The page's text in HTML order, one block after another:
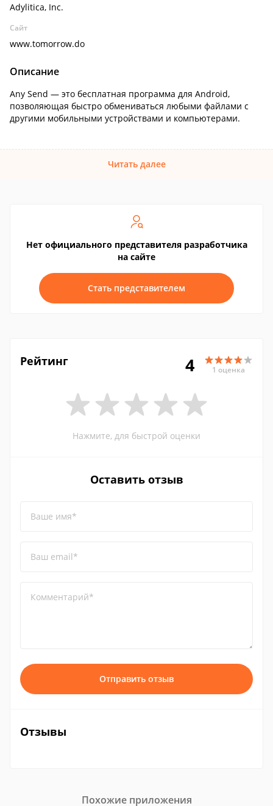
Adylitica, Inc.
Сайт
www.tomorrow.do
Описание
Any Send — это бесплатная программа для Android,
позволяющая быстро обмениваться любыми файлами с
другими мобильными устройствами и компьютерами.
Читать далее
Нет официального представителя разработчика
на сайте
Стать представителем
Рейтинг 4 1 оценка
Нажмите, для быстрой оценки
Оставить отзыв
Ваше имя*
Ваш email*
Комментарий*
Отправить отзыв
Отзывы
Похожие приложения